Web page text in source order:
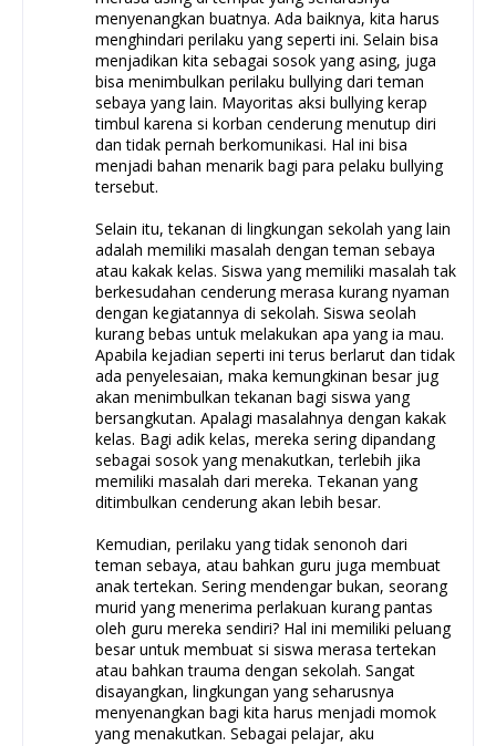
menyenangkan buatnya. Ada baiknya, kita harus
menghindari perilaku yang seperti ini. Selain bisa
menjadikan kita sebagai sosok yang asing, juga
bisa menimbulkan perilaku bullying dari teman
sebaya yang lain. Mayoritas aksi bullying kerap
timbul karena si korban cenderung menutup diri
dan tidak pernah berkomunikasi. Hal ini bisa
menjadi bahan menarik bagi para pelaku bullying
tersebut.
Selain itu, tekanan di lingkungan sekolah yang lain
adalah memiliki masalah dengan teman sebaya
atau kakak kelas. Siswa yang memiliki masalah tak
berkesudahan cenderung merasa kurang nyaman
dengan kegiatannya di sekolah. Siswa seolah
kurang bebas untuk melakukan apa yang ia mau.
Apabila kejadian seperti ini terus berlarut dan tidak
ada penyelesaian, maka kemungkinan besar jug
akan menimbulkan tekanan bagi siswa yang
bersangkutan. Apalagi masalahnya dengan kakak
kelas. Bagi adik kelas, mereka sering dipandang
sebagai sosok yang menakutkan, terlebih jika
memiliki masalah dari mereka. Tekanan yang
ditimbulkan cenderung akan lebih besar.
Kemudian, perilaku yang tidak senonoh dari
teman sebaya, atau bahkan guru juga membuat
anak tertekan. Sering mendengar bukan, seorang
murid yang menerima perlakuan kurang pantas
oleh guru mereka sendiri? Hal ini memiliki peluang
besar untuk membuat si siswa merasa tertekan
atau bahkan trauma dengan sekolah. Sangat
disayangkan, lingkungan yang seharusnya
menyenangkan bagi kita harus menjadi momok
yang menakutkan. Sebagai pelajar, aku